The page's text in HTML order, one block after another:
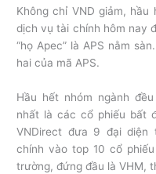
Không chỉ VND giảm,
dịch vụ tài chính hôm nay
“họ Apec” là APS nằm
hai của mã APS.
Hầu hết nhóm ngành
nhất là các cổ phiếu bất
VNDirect đưa 9 đại diện
chính vào top 10 cổ
trường, đứng đầu là VHM,